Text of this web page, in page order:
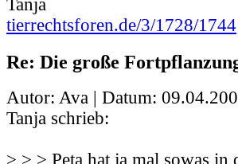
Tanja
tierrechtsforen.de/3/1728/1744
Re: Die große
Autor: Ava | Datum:
Tanja schrieb:
> > > Peta hat ja mal sowas